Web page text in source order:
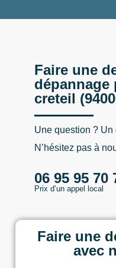
Faire une
dépannage
creteil
Une question ? Un
N’hésitez pas à
06 95 95 70
Prix d’un appel local
Faire une
avec